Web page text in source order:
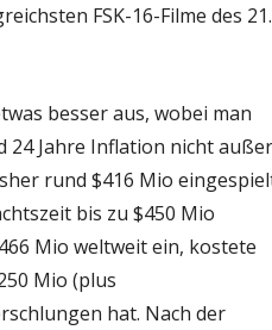
FSK-16-Filme des 21.
besser aus, wobei man
24 Jahre Inflation nicht außer
rund $416 Mio
bis zu $450 Mio
Mio weltweit ein, kostete
Mio (plus
hat. Nach der